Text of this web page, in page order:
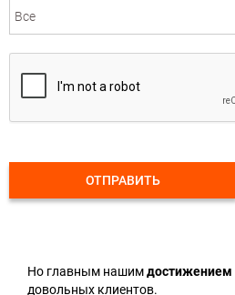
ОТПРАВИТЬ
Но главным нашимдостижением
довольных клиентов.